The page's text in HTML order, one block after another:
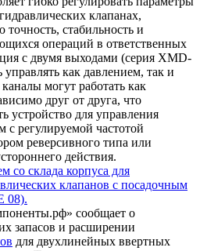
клапанах,
стабильность и
операций в ответственных
с двумя выходами (серия XMD-
как давлением, так и
могут работать как
друг от друга, что
устройство для управления
с регулируемой частотой
реверсивного типа или
действия.
со склада корпуса для
клапанов с посадочным
08).
сообщает о
запасов и расширении
для двухлинейных ввертных